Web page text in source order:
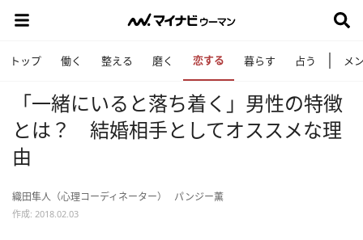
トップ 働く 整える 磨く 恋する 暮らす 占う メ
「一緒にいると落ち着く」男性の特徴
とは？ 結婚相手としてオススメな理
由
織田隼人（心理コーディネーター） パンジー薫
作成: 2018.02.03